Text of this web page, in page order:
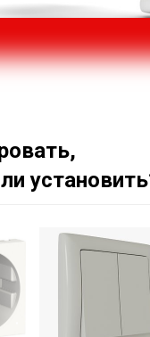
Выключател